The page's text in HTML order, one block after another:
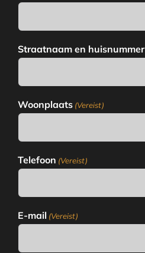
Straatnaam en huisnummer
Woonplaats (Vereist)
Telefoon (Vereist)
E-mail (Vereist)